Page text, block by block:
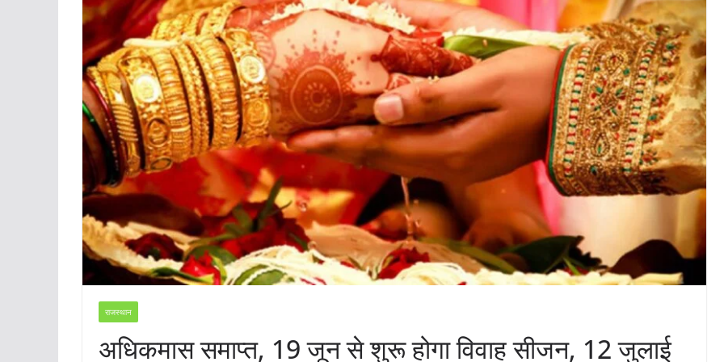
राजस्थान
अधिकमास समाप्त, 19 जून से शुरू होगा विवाह सीजन, 12 जुलाई